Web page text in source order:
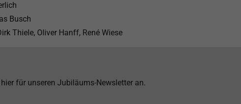
Busch
Thiele, Oliver Hanff, René Wiese
für unseren Jubiläums-Newsletter an.